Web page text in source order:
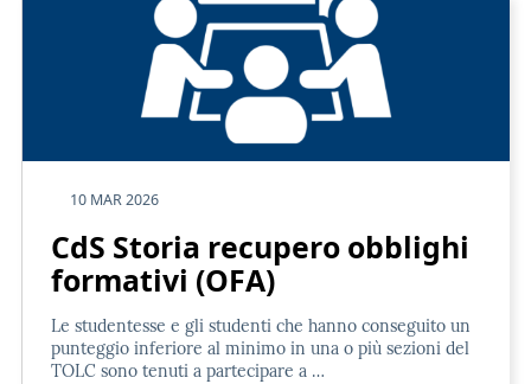
10 MAR 2026
CdS Storia recupero obblighi
formativi (OFA)
Le studentesse e gli studenti che hanno conseguito un
punteggio inferiore al minimo in una o più sezioni del
TOLC sono tenuti a partecipare a …